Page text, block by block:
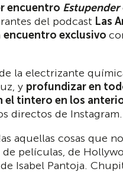
encuentro Estupender
del podcast Las
encuentro exclusivo
la electrizante
y profundizar en
el tintero en los
directos de Instagram.
aquellas cosas que
películas, de
Isabel Pantoja.